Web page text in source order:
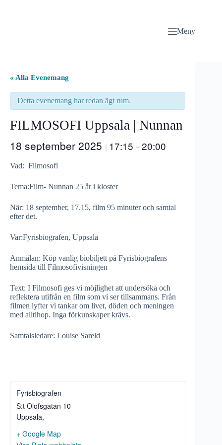
Meny
« Alla Evenemang
Detta evenemang har redan ägt rum.
FILMOSOFI Uppsala | Nunnan
18 september 2025 | 17:15 –20:00
Vad: Filmosofi
Tema:Film- Nunnan 25 år i kloster
När: 18 september, 17.15, film 95 minuter och samtal
efter det.
Var:Fyrisbiografen, Uppsala
Anmälan: Köp vanlig biobiljett på Fyrisbiografens
hemsida till Filmosofivisningen
Text: I Filmosofi ges vi möjlighet att undersöka och
reflektera utifrån en film som vi ser tillsammans. Från
filmen lyfter vi tankar om livet, döden och meningen
med alltihop. Inga förkunskaper krävs.
Samtalsledare: Louise Sareld
Fyrisbiografen
S:t Olofsgatan 10
Uppsala,
+ Google Map